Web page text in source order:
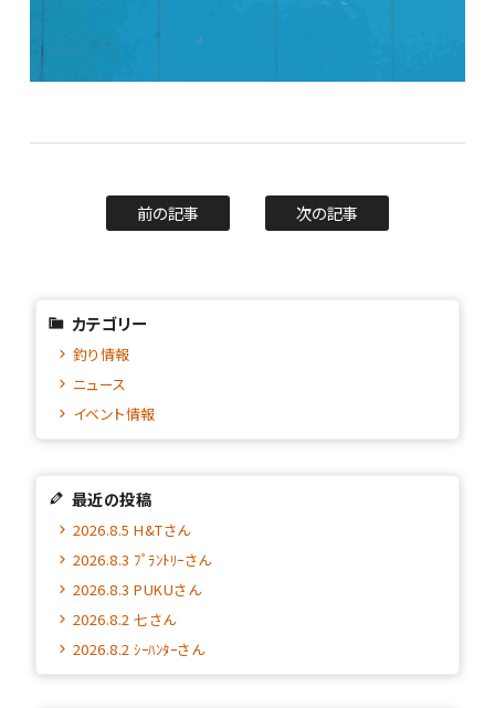
前の記事 次の記事
カテゴリー
釣り情報
ニュース
イベント情報
最近の投稿
2026.8.5 H&Tさん
2026.8.3 ﾌﾟﾗﾝﾄﾘｰさん
2026.8.3 PUKUさん
2026.8.2 七さん
2026.8.2 ｼｰﾊﾝﾀｰさん